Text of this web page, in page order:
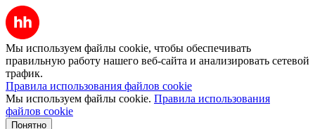
Мы используем файлы cookie, чтобы обеспечивать
правильную работу нашего веб-сайта и анализировать сетевой
трафик.
Правила использования файлов cookie
Мы используем файлы cookie. Правила использования
файлов cookie
Понятно